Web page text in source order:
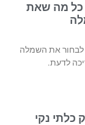
כל מה שאת
לבחור את השמלה
לדעת.
כלתי נקי